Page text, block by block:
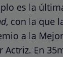
es la
, con la que
a la
Actriz. En